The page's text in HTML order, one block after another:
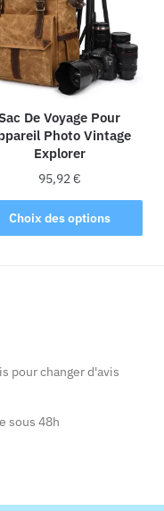
peuvent
être
choisies
sur
la
page
du
produit
De Voyage Pour
Photo Vintage
Explorer
95,92€
Choix des options
Ce
produit
être
sur
pour changer d'avis
sous 48h